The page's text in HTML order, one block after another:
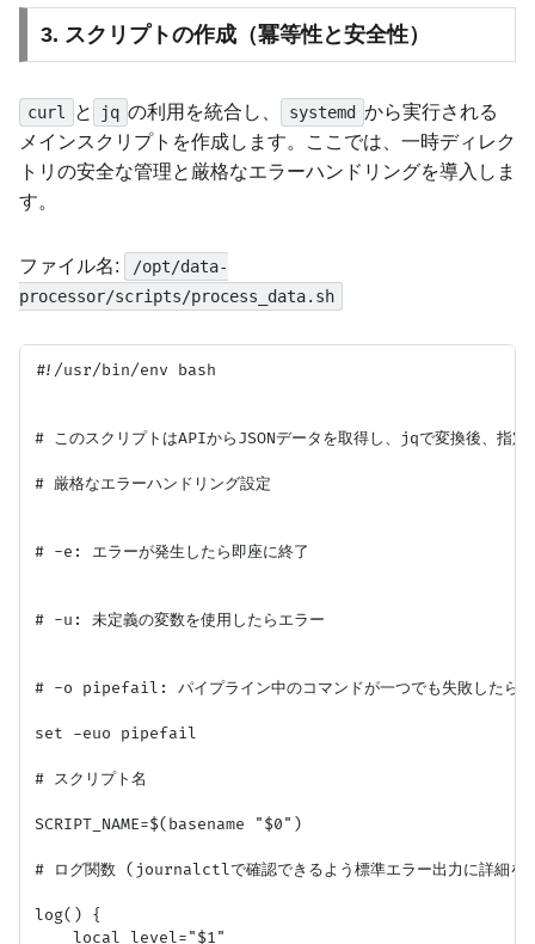
3. スクリプトの作成（冪等性と安全性）
curl と jq の利用を統合し、 systemd から実行される
メインスクリプトを作成します。ここでは、一時ディレク
トリの安全な管理と厳格なエラーハンドリングを導入しま
す。
ファイル名:
/opt/data-
processor/scripts/process_data.sh
#!/usr/bin/env bash
# このスクリプトはAPIからJSONデータを取得し、jqで変換後、指定
# 厳格なエラーハンドリング設定
# -e: エラーが発生したら即座に終了
# -u: 未定義の変数を使用したらエラー
# -o pipefail: パイプライン中のコマンドが一つでも失敗したら全
set -euo pipefail
# スクリプト名
SCRIPT_NAME=$(basename "$0")
# ログ関数 (journalctlで確認できるよう標準エラー出力に詳細を
log() {
    local level="$1"